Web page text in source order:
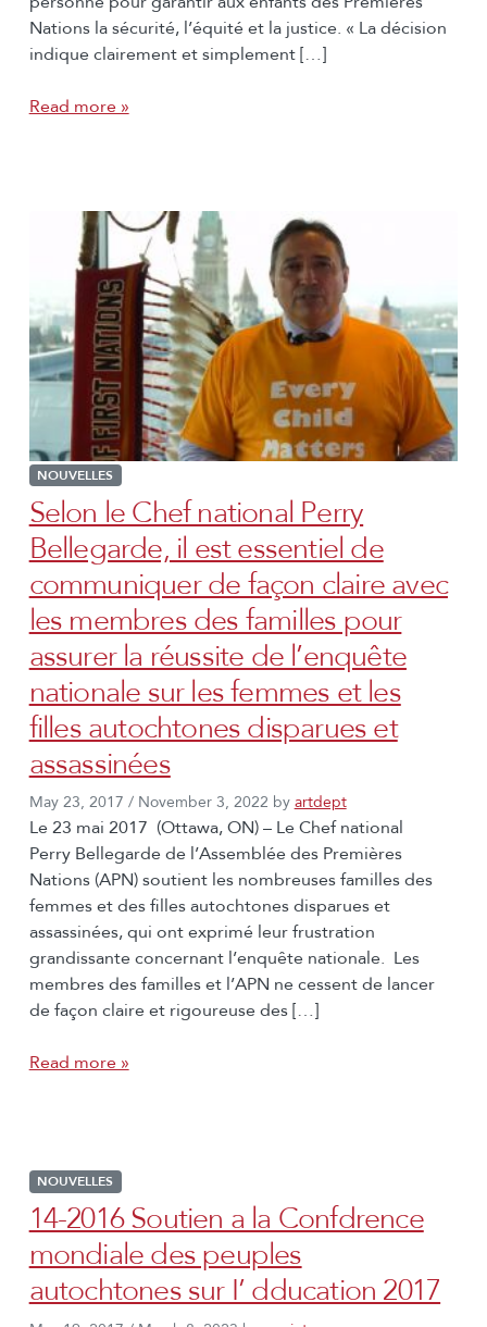
Nations la sécurité, l’équité et la justice. « La décision
indique clairement et simplement […]
Read more »
NOUVELLES
Selon le Chef national Perry
Bellegarde, il est essentiel de
communiquer de façon claire avec
les membres des familles pour
assurer la réussite de l’enquête
nationale sur les femmes et les
filles autochtones disparues et
assassinées
May 23, 2017 / November 3, 2022 by artdept
Le 23 mai 2017 (Ottawa, ON) – Le Chef national
Perry Bellegarde de l’Assemblée des Premières
Nations (APN) soutient les nombreuses familles des
femmes et des filles autochtones disparues et
assassinées, qui ont exprimé leur frustration
grandissante concernant l’enquête nationale. Les
membres des familles et l’APN ne cessent de lancer
de façon claire et rigoureuse des […]
Read more »
NOUVELLES
14-2016 Soutien a la Confdrence
mondiale des peuples
autochtones sur I’ dducation 2017